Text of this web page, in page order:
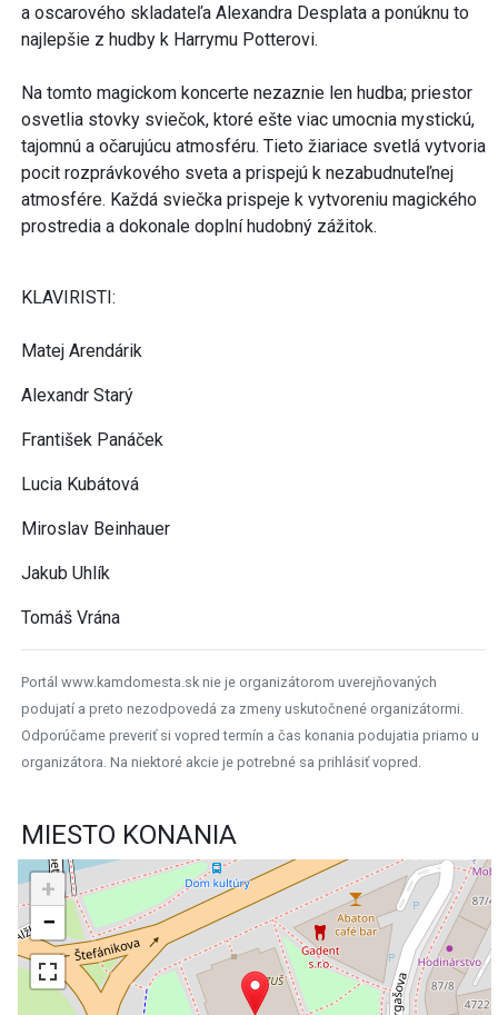
a oscarového skladateľa Alexandra Desplata a ponúknu to
najlepšie z hudby k Harrymu Potterovi.
Na tomto magickom koncerte nezaznie len hudba; priestor
osvetlia stovky sviečok, ktoré ešte viac umocnia mystickú,
tajomnú a očarujúcu atmosféru. Tieto žiariace svetlá vytvoria
pocit rozprávkového sveta a prispejú k nezabudnuteľnej
atmosfére. Každá sviečka prispeje k vytvoreniu magického
prostredia a dokonale doplní hudobný zážitok.
KLAVIRISTI:
Matej Arendárik
Alexandr Starý
František Panáček
Lucia Kubátová
Miroslav Beinhauer
Jakub Uhlík
Tomáš Vrána
Portál www.kamdomesta.sk nie je organizátorom uverejňovaných
podujatí a preto nezodpovedá za zmeny uskutočnené organizátormi.
Odporúčame preveriť si vopred termín a čas konania podujatia priamo u
organizátora. Na niektoré akcie je potrebné sa prihlásiť vopred.
MIESTO KONANIA
+
−